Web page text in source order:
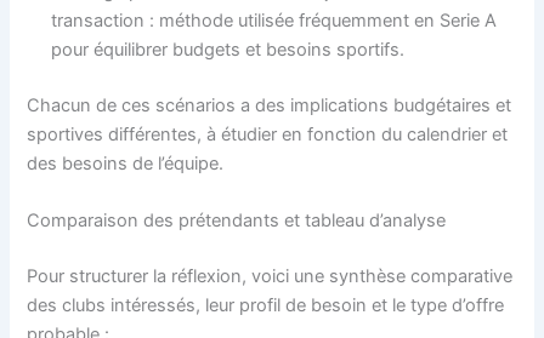
transaction : méthode utilisée fréquemment en Serie A
pour équilibrer budgets et besoins sportifs.
Chacun de ces scénarios a des implications budgétaires et
sportives différentes, à étudier en fonction du calendrier et
des besoins de l’équipe.
Comparaison des prétendants et tableau d’analyse
Pour structurer la réflexion, voici une synthèse comparative
des clubs intéressés, leur profil de besoin et le type d’offre